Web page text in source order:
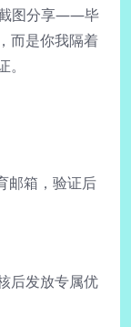
截图分享——毕
而是你我隔着
邮箱，验证后
后发放专属优